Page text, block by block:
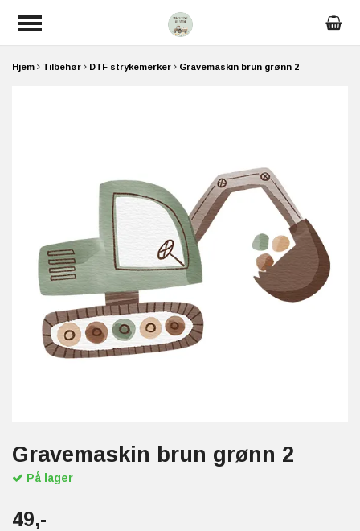
Hjem Tilbehør DTF strykemerker Gravemaskin brun grønn 2
Gravemaskin brun grønn 2
På lager
49,-